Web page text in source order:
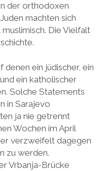
der orthodoxen
machten sich
Die Vielfalt
ein jüdischer, ein
ein katholischer
Solche Statements
in Sarajevo
ja nie getrennt
Wochen im April
verzweifelt dagegen
zu werden.
Vrbanja-Brücke